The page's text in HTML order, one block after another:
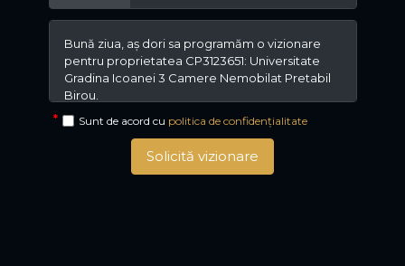
Sunt de acord cu politica de confidențialitate
Solicită vizionare